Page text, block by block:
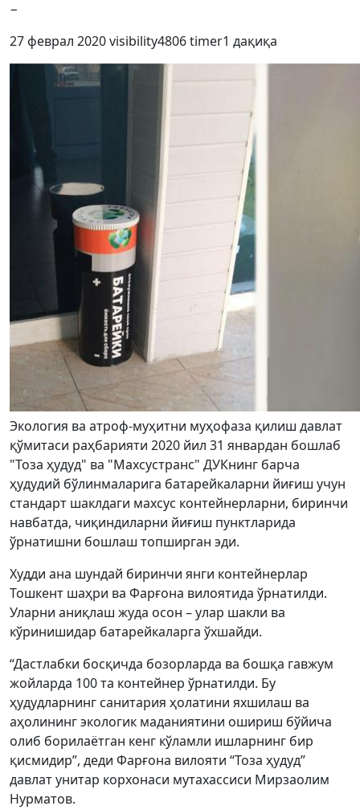
−
27 феврал 2020visibility4806timer1 дақиқа
Экология ва атроф-муҳитни муҳофаза қилиш давлат
қўмитаси раҳбарияти 2020 йил 31 январдан бошлаб
"Тоза ҳудуд" ва "Махсустранс" ДУКнинг барча
ҳудудий бўлинмаларига батарейкаларни йиғиш учун
стандарт шаклдаги махсус контейнерларни, биринчи
навбатда, чиқиндиларни йиғиш пунктларида
ўрнатишни бошлаш топширган эди.
Худди ана шундай биринчи янги контейнерлар
Тошкент шаҳри ва Фарғона вилоятида ўрнатилди.
Уларни аниқлаш жуда осон – улар шакли ва
кўринишидар батарейкаларга ўхшайди.
“Дастлабки босқичда бозорларда ва бошқа гавжум
жойларда 100 та контейнер ўрнатилди. Бу
ҳудудларнинг санитария ҳолатини яхшилаш ва
аҳолининг экологик маданиятини ошириш бўйича
олиб борилаётган кенг кўламли ишларнинг бир
қисмидир”, деди Фарғона вилояти “Тоза ҳудуд”
давлат унитар корхонаси мутахассиси Мирзаолим
Нурматов.